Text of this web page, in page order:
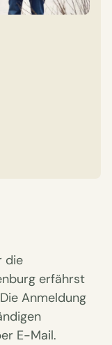
die
erfährst
Anmeldung
E-Mail.